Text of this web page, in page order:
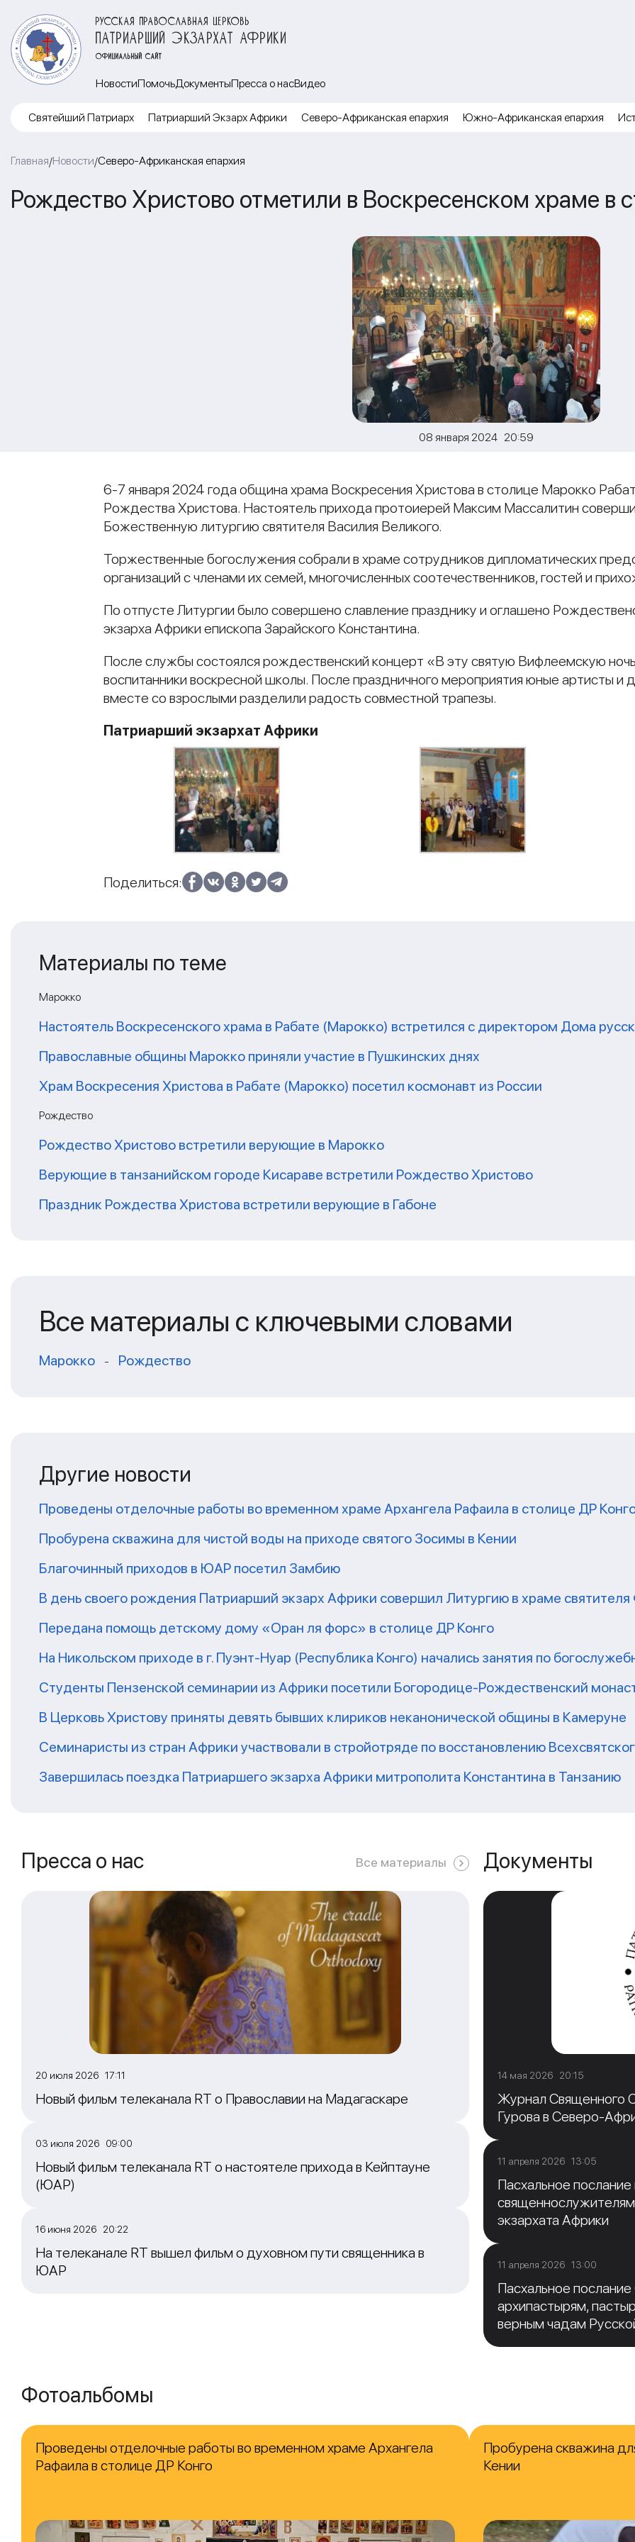
РУССКАЯ ПРАВОСЛАВНАЯ ЦЕРКОВЬ
ПАТРИАРШИЙ ЭКЗАРХАТ АФРИКИ
ОФИЦИАЛЬНЫЙ САЙТ
НовостиПомочьДокументыПресса о насВидео
Cвятейший Патриарх Патриарший Экзарх Африки Северо-Африканская епархия Южно-Африканская епархия
Главная/Новости/Северо-Африканская епархия
Рождество Христово отметили в Воскресенском храме в
08 января 2024 20:59
6-7 января 2024 года община храма Воскресения Христова в столице Марокко
Рождества Христова. Настоятель прихода протоиерей Максим Массалитин
Божественную литургию святителя Василия Великого.
Торжественные богослужения собрали в храме сотрудников дипломатических
организаций с членами их семей, многочисленных соотечественников, гостей и
По отпусте Литургии было совершено славление празднику и оглашено
экзарха Африки епископа Зарайского Константина.
После службы состоялся рождественский концерт «В эту святую Вифлеемскую
воспитанники воскресной школы. После праздничного мероприятия юные артисты и
вместе со взрослыми разделили радость совместной трапезы.
Патриарший экзархат Африки
Поделиться:
Материалы по теме
Марокко
Настоятель Воскресенского храма в Рабате (Марокко) встретился с директором Дома
Православные общины Марокко приняли участие в Пушкинских днях
Храм Воскресения Христова в Рабате (Марокко) посетил космонавт из России
Рождество
Рождество Христово встретили верующие в Марокко
Верующие в танзанийском городе Кисараве встретили Рождество Христово
Праздник Рождества Христова встретили верующие в Габоне
Все материалы с ключевыми словами
Марокко - Рождество
Другие новости
Проведены отделочные работы во временном храме Архангела Рафаила в столице ДР
Пробурена скважина для чистой воды на приходе святого Зосимы в Кении
Благочинный приходов в ЮАР посетил Замбию
В день своего рождения Патриарший экзарх Африки совершил Литургию в храме
Передана помощь детскому дому «Оран ля форс» в столице ДР Конго
На Никольском приходе в г. Пуэнт-Нуар (Республика Конго) начались занятия по
Студенты Пензенской семинарии из Африки посетили Богородице-Рождественский
В Церковь Христову приняты девять бывших клириков неканонической общины в Камеруне
Семинаристы из стран Африки участвовали в стройотряде по восстановлению
Завершилась поездка Патриаршего экзарха Африки митрополита Константина в Танзанию
Пресса о нас Все материалы
20 июля 2026 17:11
Новый фильм телеканала RT о Православии на Мадагаскаре
03 июля 2026 09:00
Новый фильм телеканала RT о настоятеле прихода в Кейптауне
(ЮАР)
16 июня 2026 20:22
На телеканале RT вышел фильм о духовном пути священника в
ЮАР
Документы
14 мая 2026 20:15
Журнал Священного
Гурова в Северо-
11 апреля 2026 13:05
Пасхальное
экзархата Африки
11 апреля 2026 13:00
Пасхальное
архипастырям,
верным чадам
Фотоальбомы
Проведены отделочные работы во временном храме Архангела
Рафаила в столице ДР Конго
Пробурена скважина
Кении